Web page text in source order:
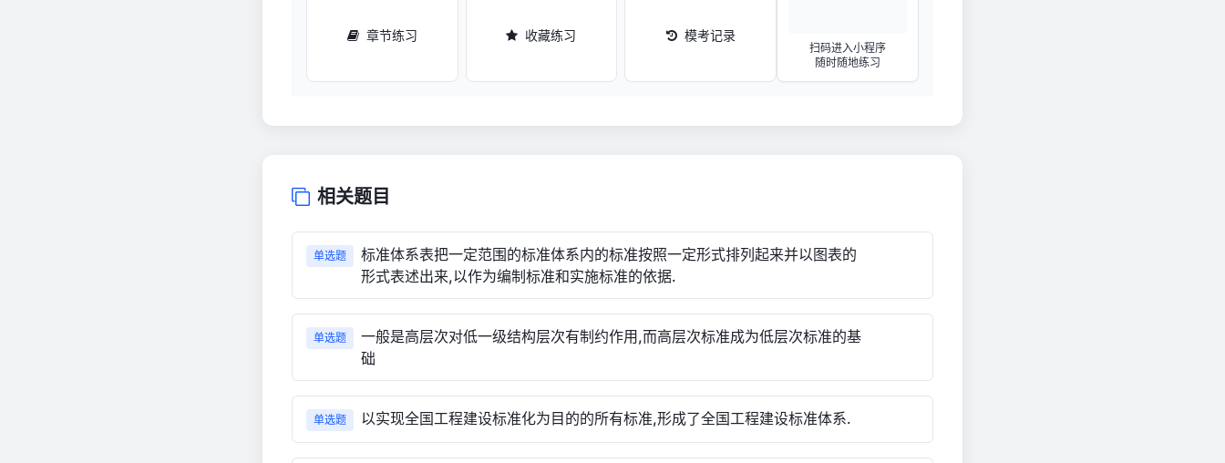
章节练习 收藏练习 模考记录
扫码进入小程序
随时随地练习
相关题目
单选题
标准体系表把一定范围的标准体系内的标准按照一定形式排列起来并以图表的
形式表述出来,以作为编制标准和实施标准的依据.
单选题
一般是高层次对低一级结构层次有制约作用,而高层次标准成为低层次标准的基
础
单选题 以实现全国工程建设标准化为目的的所有标准,形成了全国工程建设标准体系.